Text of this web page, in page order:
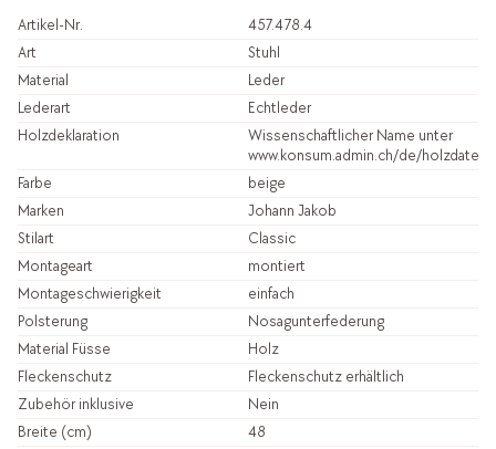
Artikel-Nr.
457.478.4
Art
Stuhl
Material
Leder
Lederart
Echtleder
Holzdeklaration
Wissenschaftlicher Name unter
www.konsum.admin.ch/de/
Farbe
beige
Marken
Johann Jakob
Stilart
Classic
Montageart
montiert
Montageschwierigkeit
einfach
Polsterung
Nosagunterfederung
Material Füsse
Holz
Fleckenschutz
Fleckenschutz erhältlich
Zubehör inklusive
Nein
Breite (cm)
48